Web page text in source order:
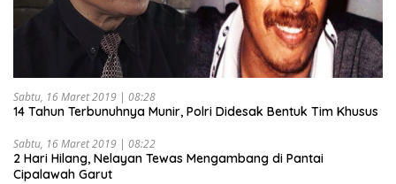
Sabtu, 16 Maret 2019 | 08:28
14 Tahun Terbunuhnya Munir, Polri Didesak Bentuk Tim Khusus
Sabtu, 16 Maret 2019 | 08:22
2 Hari Hilang, Nelayan Tewas Mengambang di Pantai
Cipalawah Garut